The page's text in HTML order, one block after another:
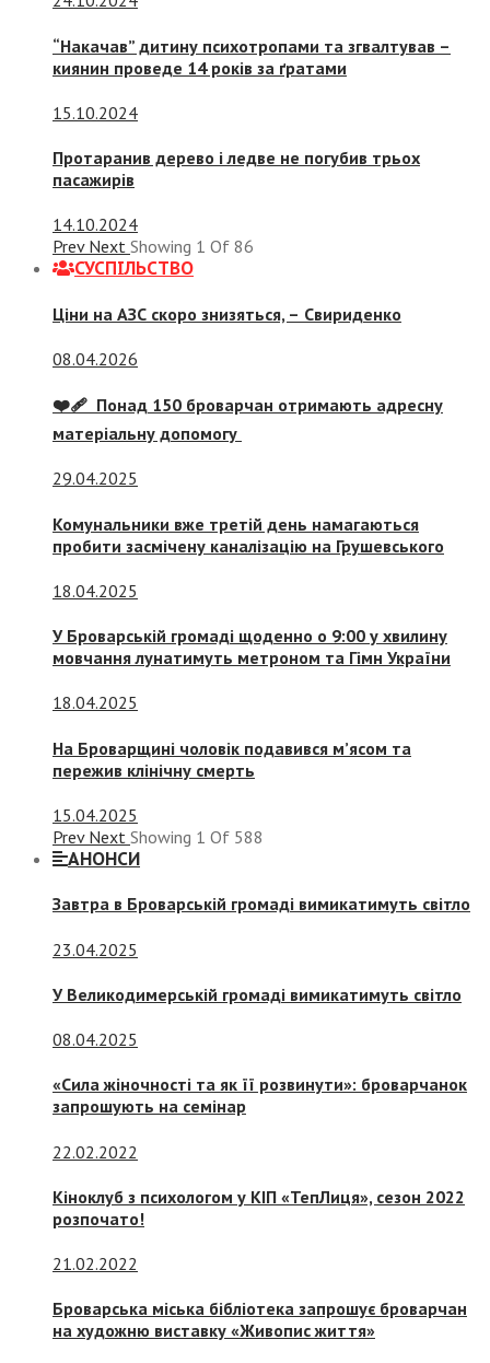
“Накачав” дитину психотропами та згвалтував –
киянин проведе 14 років за ґратами
15.10.2024
Протаранив дерево і ледве не погубив трьох
пасажирів
14.10.2024
Prev Next Showing 1 Of 86
СУСПIЛЬСТВО
Ціни на АЗС скоро знизяться, – Свириденко
08.04.2026
❤️‍🩹 Понад 150 броварчан отримають адресну
матеріальну допомогу
29.04.2025
Комунальники вже третій день намагаються
пробити засмічену каналізацію на Грушевського
18.04.2025
У Броварській громаді щоденно о 9:00 у хвилину
мовчання лунатимуть метроном та Гімн України
18.04.2025
На Броварщині чоловік подавився м’ясом та
пережив клінічну смерть
15.04.2025
Prev Next Showing 1 Of 588
АНОНСИ
Завтра в Броварській громаді вимикатимуть світло
23.04.2025
У Великодимерській громаді вимикатимуть світло
08.04.2025
«Сила жіночності та як її розвинути»: броварчанок
запрошують на семінар
22.02.2022
Кіноклуб з психологом у КІП «ТепЛиця», сезон 2022
розпочато!
21.02.2022
Броварська міська бібліотека запрошує броварчан
на художню виставку «Живопис життя»